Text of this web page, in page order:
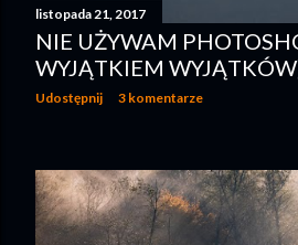
listopada 21, 2017
NIE UŻYWAM
WYJĄTKIEM
Udostępnij 3 komentarze